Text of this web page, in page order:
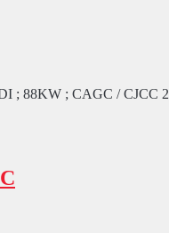
; 88KW ; CAGC /